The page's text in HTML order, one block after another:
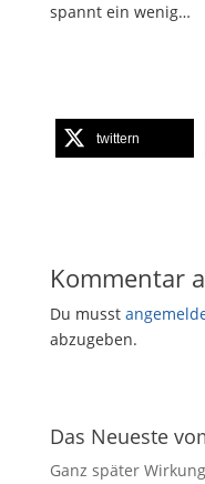
spannt ein wenig…
twittern
Kommentar
Du musst
abzugeben.
Das Neueste
Ganz später